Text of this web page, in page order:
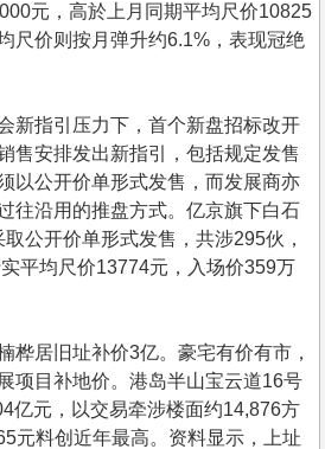
元，高於上月同期平均尺价10825
尺价则按月弹升约6.1%，表现冠绝
新指引压力下，首个新盘招标改开
售安排发出新指引，包括规定发售
以公开价单形式发售，而发展商亦
往沿用的推盘方式。亿京旗下白石
公开价单形式发售，共涉295伙，
平均尺价13774元，入场价359万
桦居旧址补价3亿。豪宅有价有市，
项目补地价。港岛半山宝云道16号
亿元，以交易牵涉楼面约14,876方
元料创近年最高。资料显示，上址